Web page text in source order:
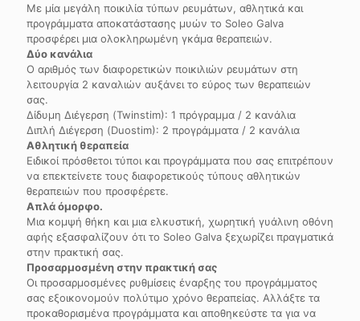
Με μία μεγάλη ποικιλία τύπων ρευμάτων, αθλητικά και
προγράμματα αποκατάστασης μυών το Soleo Galva
προσφέρει μια ολοκληρωμένη γκάμα θεραπειών.
Δύο κανάλια
Ο αριθμός των διαφορετικών ποικιλιών ρευμάτων στη
λειτουργία 2 καναλιών αυξάνει το εύρος των θεραπειών
σας.
Δίδυμη Διέγερση (Twinstim): 1 πρόγραμμα / 2 κανάλια
Διπλή Διέγερση (Duostim): 2 προγράμματα / 2 κανάλια
Αθλητική θεραπεία
Ειδικοί πρόσθετοι τύποι και προγράμματα που σας επιτρέπουν
να επεκτείνετε τους διαφορετικούς τύπους αθλητικών
θεραπειών που προσφέρετε.
Απλά όμορφο.
Μια κομψή θήκη και μια ελκυστική, χωρητική γυάλινη οθόνη
αφής εξασφαλίζουν ότι το Soleo Galva ξεχωρίζει πραγματικά
στην πρακτική σας.
Προσαρμοσμένη στην πρακτική σας
Οι προσαρμοσμένες ρυθμίσεις έναρξης του προγράμματος
σας εξοικονομούν πολύτιμο χρόνο θεραπείας. Αλλάξτε τα
προκαθορισμένα προγράμματα και αποθηκεύστε τα για να